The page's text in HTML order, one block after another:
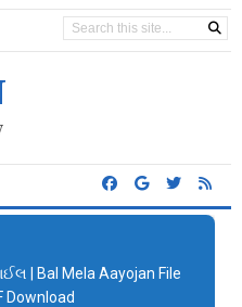
| Bal Mela Aayojan File
Download